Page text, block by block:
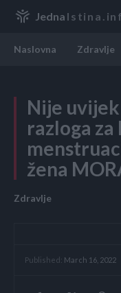
Jedna
Naslovna Zdravlje
Nije
razloga
žena
Zdravlje
Published: March 16, 2022